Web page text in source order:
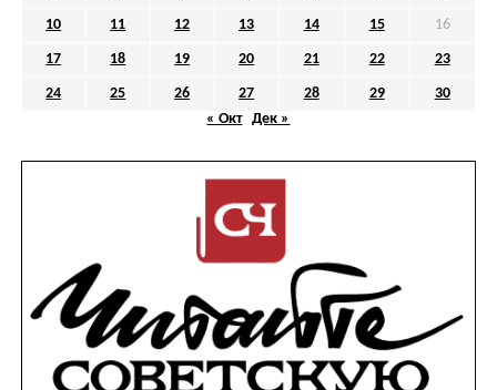
10 11 12 13 14 15 16
17 18 19 20 21 22 23
24 25 26 27 28 29
30
« Окт Дек »